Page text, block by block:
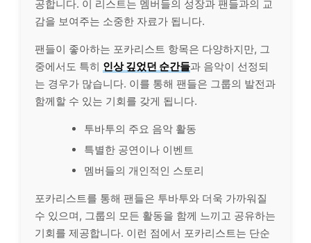
공합니다. 이 리스트는 멤버들의 성장과 팬들과의 교
감을 보여주는 소중한 자료가 됩니다.
팬들이 좋아하는 포카리스트 항목은 다양하지만, 그
중에서도 특히 인상 깊었던 순간들과 음악이 선정되
는 경우가 많습니다. 이를 통해 팬들은 그룹의 발전과
함께할 수 있는 기회를 갖게 됩니다.
투바투의 주요 음악 활동
특별한 공연이나 이벤트
멤버들의 개인적인 스토리
포카리스트를 통해 팬들은 투바투와 더욱 가까워질
수 있으며, 그룹의 모든 활동을 함께 느끼고 공유하는
기회를 제공합니다. 이런 점에서 포카리스트는 단순